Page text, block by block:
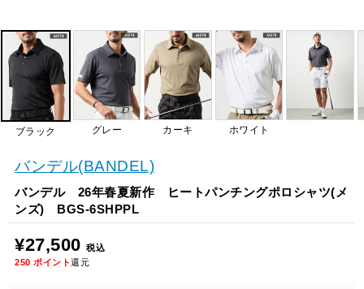
ブラック グレー カーキ ホワイト
バンデル(BANDEL)
バンデル 26年春夏新作 ヒートパンチングポロシャツ(メ
ンズ) BGS-6SHPPL
¥27,500 税込
250 ポイント還元